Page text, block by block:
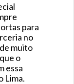
para
no
muito
o
essa
Lima.